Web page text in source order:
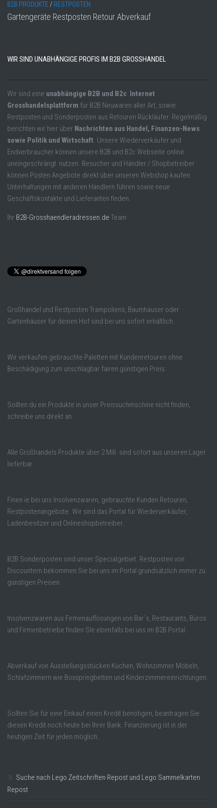
B2B PRODUKTE / RESTPOSTEN
Gartengeräte Restposten Retour Abverkauf
WIR SIND UNABHÄNGIGE PROFIS IM B2B GROSSHANDEL
Wir sind eine unabhängige B2B und B2c Internet
Grosshandelsplattform für B2B Neuwaren aller Art, sowie
Restposten und Sonderposten aus Retouren Rückläufer. Regelmäßig
berichten wir hier über Nachrichten aus Handel, Finanzen-News
sowie Politik und Wirtschaft. Unsere Wiederverkäufer und
Endverbraucher können unsere B2B und B2c Webseite online
uneingeschrängt nutzen. Besucher und Händler / Shopbetreiber
können Posten Angebote direkt über unseren Webshop kaufen.
Unterhaltungen mit anderen Händlern führen sowie neue
Geschäftskontakte und Lieferanten finden.
Ihr B2B-Grosshaendleradressen.de Team
Großhandel und Restposten Trampoliens, Baumhäuser oder
Gartenhäuser für deinen Hof sind bei uns sofort erhältlich.
Wir verkaufen gebrauchte Paletten mit Kundenretouren ohne
Beschädigung zum unschlagbar fairen günstigen Preis.
Sollten du ein Produkte in unser Preissuchmschine nicht finden,
schreibe uns direkt an.
Alle Großhandels Produkte über 2 Mill. sind sofort aus unseren Lager
lieferbar.
Finen ie bei uns Insolvenzwaren, gebrauchte Kunden Retouren,
Restpostenangebote. Wir sind das Portal für Wiederverkäufer,
Ladenbesitzer und Onlineshopbetreiber.
B2B Sonderposten sind unser Specialgebiet. Restposten von
Discountern bekommen Sie bei uns im Portal grundsätzlich immer zu
günstigen Preisen.
Insolvenzwaren aus Firmenauflösungen von Bar´s, Restaurants, Büros
und Firmenbetriebe finden SIe ebenfalls bei uns im B2B Portal.
Abverkauf von Ausstellungsstücken Küchen, Wohnzimmer Möbeln,
Schlafzimmern wie Boxspringbetten und Kinderzimmereinrichtungen.
Sollten Sie für eine Einkauf einen Kredit benötigen, beantragen Sie
diesen Kredit noch heute bei Ihrer Bank. Finanzierung ist in der
heutigen Zeit für jeden möglich.
Suche nach Lego Zeitschriften Repost und Lego Sammelkarten
Repost